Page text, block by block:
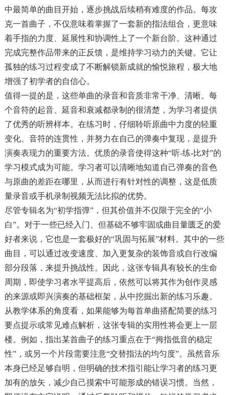
中最简单的曲目开始，逐步挑战后续稍有难度的作品。每攻
克一首曲子，不仅意味着掌握了一套新的指法组合，更意味
着手指的力度、延展性和协调性上了一个新台阶。这种通过
完成完整作品带来的正反馈，是维持学习动力的关键。它让
孤独的练习过程变成了不断解锁新成就的愉悦旅程，极大地
增强了初学者的自信心。
值得一提的是，这些单曲的录音和音质非常干净、清晰。每
个音符的起音、延音和衰减都录制的很清楚，为学习者提供
了优秀的听辨样本。在练习时，仔细聆听原曲中力度的轻重
变化、音符的连贯性，并努力在自己的弹奏中复现，是提升
演奏表现力的重要方法。优质的录音使得这种“听-练-比对”的
学习模式成为可能。学习者可以清晰地知道自己弹奏的音色
与原曲的差距在哪里，从而进行有针对性的调整，这是低质
量录音或手机录制视频无法比拟的优势。
尽管专辑名为“初学指弹”，但其价值并不仅限于完全的“小
白”。对于一些已经入门、但基础不够牢固或曲目量匮乏的爱
好者来说，它也是一套极好的“巩固与拓展”材料。其中的一些
曲目，可以通过改变速度、加入更复杂的装饰音或自行改编
部分段落，来提升挑战性。因此，这张专辑具有较长的生命
周期，即使学习者水平提高后，依然可以将其作为创作灵感
的来源或即兴演奏的基础框架，从中挖掘出新的练习乐趣。
从教学体系的角度看，如果能够为每首单曲搭配简要的练习
要点提示或常见难点解析，这张专辑的实用性将会更上一层
楼。例如，指出某首曲子的练习重点在于“拇指低音的稳定
性”，或另一个片段需要注意“交替指法的均匀度”。虽然音乐
本身已经足够自明，但明确的技术指引能让学习者的练习更
加有的放矢，减少自己摸索中可能形成的错误习惯。当然，